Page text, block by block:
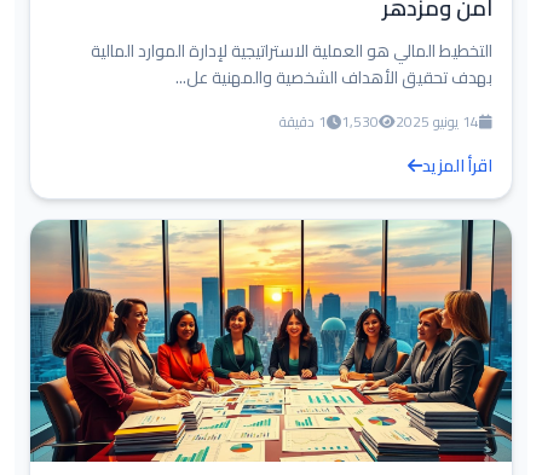
التخطيط المالي هو العملية الاستراتيجية لإدارة الموارد المالية
بهدف تحقيق الأهداف الشخصية والمهنية عل...
14 يونيو 2025 1,530 1 دقيقة
اقرأ المزيد